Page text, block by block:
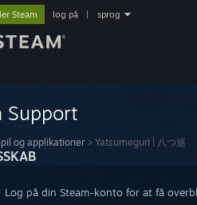
Steam log på sprog
Support
og applikationer > Yatsumeguri | 八つ巡
Log på din Steam-konto for at få